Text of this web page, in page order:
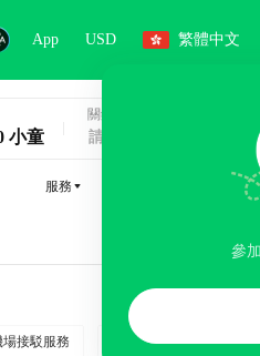
App USD 繁體中文
參
小童
關鍵字
服務
場接駁服務 吸煙區 免費取消